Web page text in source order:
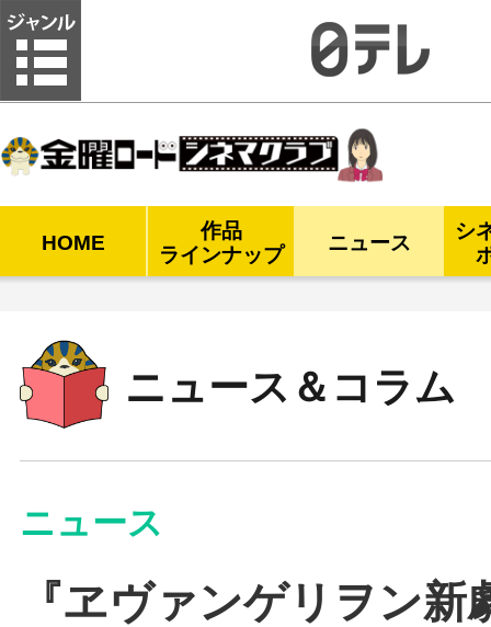
HOME
作品
ラインナップ
ニュース
シ
ニュース＆コラム
ニュース
『ヱヴァンゲリヲン新